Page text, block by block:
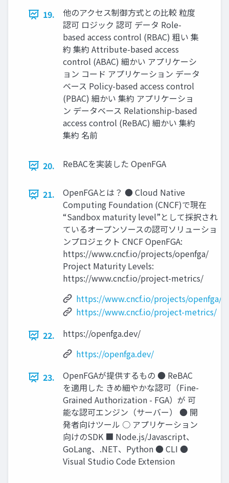
19.
他のアクセス制御⽅式との⽐較 粒度
認可 ロジック 認可 データ Role-
based access control (RBAC) 粗い 集
約 集約 Attribute-based access
control (ABAC) 細かい アプリケーシ
ョン コード アプリケーション データ
ベース Policy-based access control
(PBAC) 細かい 集約 アプリケーショ
ン データベース Relationship-based
access control (ReBAC) 細かい 集約
集約 名前
20. ReBACを実装した OpenFGA
21.
OpenFGAとは？ ● Cloud Native
Computing Foundation (CNCF)で現在
“Sandbox maturity level”として採択され
ているオープンソースの認可ソリューショ
ンプロジェクト CNCF OpenFGA:
https://www.cncf.io/projects/openfga/
Project Maturity Levels:
https://www.cncf.io/project-metrics/
https://www.cncf.io/projects/openfga/
https://www.cncf.io/project-metrics/
22.
https://openfga.dev/
https://openfga.dev/
23.
OpenFGAが提供するもの ● ReBAC
を適⽤した きめ細やかな認可（Fine-
Grained Authorization - FGA）が 可
能な認可エンジン（サーバー） ● 開
発者向けツール ○ アプリケーション
向けのSDK ■ Node.js/Javascript、
GoLang、.NET、Python ● CLI ●
Visual Studio Code Extension